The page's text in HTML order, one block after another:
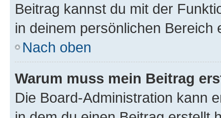
Beitrag kannst du mit der
in deinem persönlichen Bereich
Nach oben
Warum muss mein Beitrag
Die Board-Administration kann